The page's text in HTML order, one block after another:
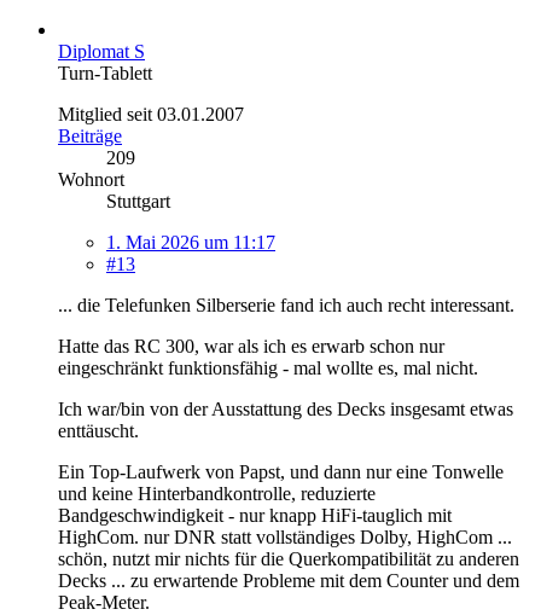
Diplomat S
Turn-Tablett
Mitglied seit 03.01.2007
Beiträge
209
Wohnort
Stuttgart
1. Mai 2026 um 11:17
#13
... die Telefunken Silberserie fand ich auch recht interessant.
Hatte das RC 300, war als ich es erwarb schon nur
eingeschränkt funktionsfähig - mal wollte es, mal nicht.
Ich war/bin von der Ausstattung des Decks insgesamt etwas
enttäuscht.
Ein Top-Laufwerk von Papst, und dann nur eine Tonwelle
und keine Hinterbandkontrolle, reduzierte
Bandgeschwindigkeit - nur knapp HiFi-tauglich mit
HighCom. nur DNR statt vollständiges Dolby, HighCom ...
schön, nutzt mir nichts für die Querkompatibilität zu anderen
Decks ... zu erwartende Probleme mit dem Counter und dem
Peak-Meter.